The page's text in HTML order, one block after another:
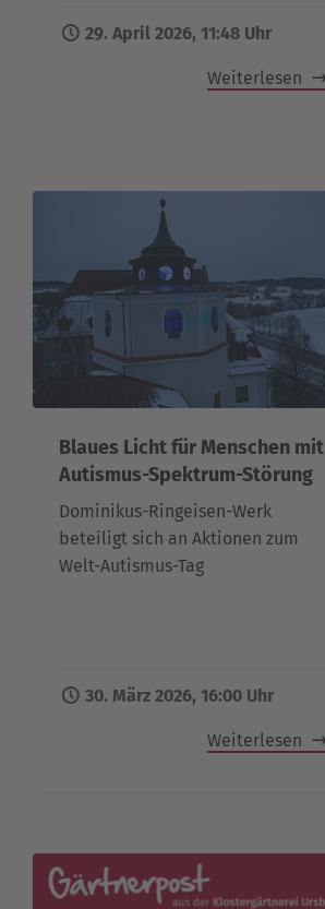
29. April 2026, 11:48 Uhr
Weiterlesen
Blaues Licht für Menschen mit
Autismus-Spektrum-Störung
Dominikus-Ringeisen-Werk
beteiligt sich an Aktionen zum
Welt-Autismus-Tag
30. März 2026, 16:00 Uhr
Weiterlesen